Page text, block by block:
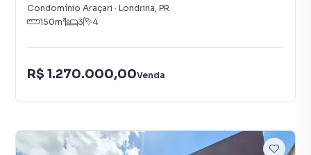
Condomínio Araçari · Londrina, PR
150m² 3 4
R$ 1.270.000,00Venda